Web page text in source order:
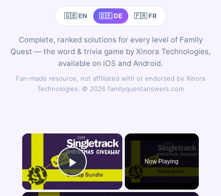
🇬🇧 EN 🇩🇪 DE 🇫🇷 FR
Complete, ranked solutions for every level of Family
Quest — the word & trivia game by Xinora Technologies,
available on iOS and Android.
Fan-made resource, not affiliated with or endorsed by Xinora
Technologies. © 2026 familyquestanswers.com
×
Play Video
Now Playing